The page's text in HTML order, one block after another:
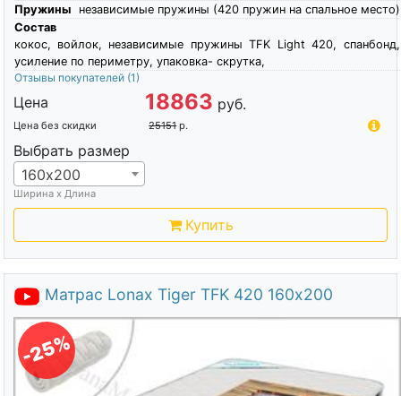
Пружины
независимые пружины (420 пружин на спальное место)
Состав
кокос, войлок, независимые пружины TFK Light 420, спанбонд,
усиление по периметру, упаковка- скрутка,
Отзывы покупателей (1)
Цена 18863 руб.
Цена без скидки 25151 р.
Выбрать размер
160х200
Ширина х Длина
Купить
Матрас Lonax Tiger TFK 420 160х200
-25%